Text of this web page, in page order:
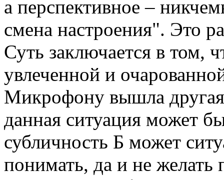
а перспективное –
смена настроения". Это
Суть заключается в том,
увлеченной и
Микрофону вышла
данная ситуация может
субличность Б может
понимать, да и не желать